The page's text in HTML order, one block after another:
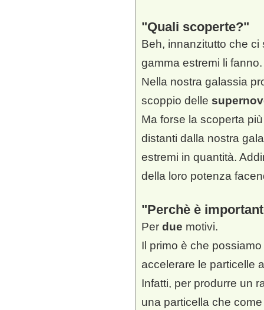
Quali scoperte?
Beh, innanzitutto che
gamma estremi li fanno.
Nella nostra galassia
scoppio delle
Ma forse la scoperta
distanti dalla nostra
estremi in quantità.
della loro potenza
Perchè è
Per due motivi.
Il primo è che
accelerare le particelle
Infatti, per produrre un
una particella che